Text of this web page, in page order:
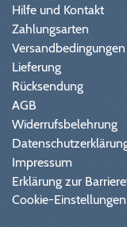
Hilfe und Kontakt
Zahlungsarten
Versandbedingungen
Lieferung
Rücksendung
AGB
Widerrufsbelehrung
Impressum
Erklärung zur
Cookie-